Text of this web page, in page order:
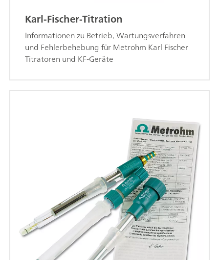
Karl-Fischer-Titration
Informationen zu Betrieb, Wartungsverfahren
und Fehlerbehebung für Metrohm Karl Fischer
Titratoren und KF-Geräte